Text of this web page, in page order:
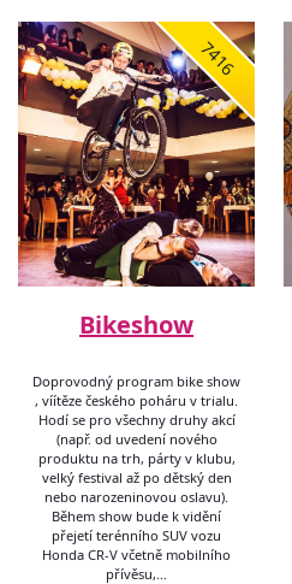
7416
Bikeshow
Doprovodný program bike show
, víítěze českého poháru v trialu.
Hodí se pro všechny druhy akcí
(např. od uvedení nového
produktu na trh, párty v klubu,
velký festival až po dětský den
nebo narozeninovou oslavu).
Během show bude k vidění
přejetí terénního SUV vozu
Honda CR-V včetně mobilního
přívěsu,…